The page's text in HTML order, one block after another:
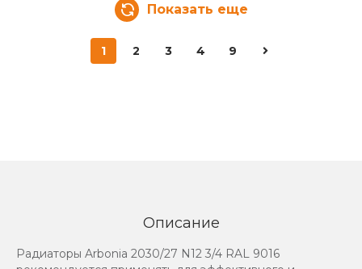
Показать еще
1 2 3 4 9
Описание
Радиаторы Arbonia 2030/27 N12 3/4 RAL 9016